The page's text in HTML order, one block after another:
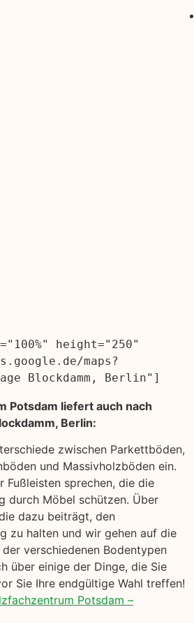
height="250"
maps?
Blockdamm, Berlin"]
Potsdam liefert auch nach
Berlin:
zwischen Parkettböden,
und Massivholzböden ein.
Fußleisten sprechen, die die
durch Möbel schützen. Über
dazu beiträgt, den
zu halten und wir gehen auf die
verschiedenen Bodentypen
über einige der Dinge, die Sie
Sie Ihre endgültige Wahl treffen!
Potsdam –